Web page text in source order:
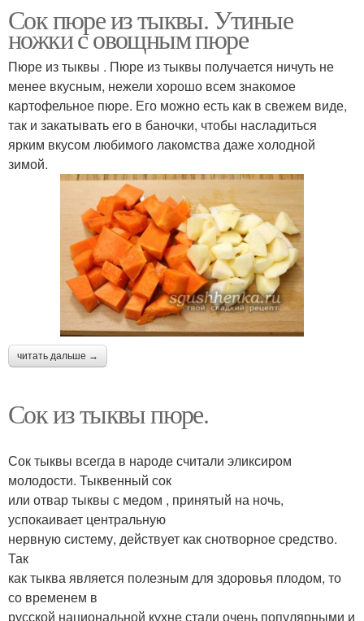
Сок пюре из тыквы. Утиные
ножки с овощным пюре
Пюре из тыквы . Пюре из тыквы получается ничуть не
менее вкусным, нежели хорошо всем знакомое
картофельное пюре. Его можно есть как в свежем виде,
так и закатывать его в баночки, чтобы насладиться
ярким вкусом любимого лакомства даже холодной
зимой.
читать дальше →
Сок из тыквы пюре.
Сок тыквы всегда в народе считали эликсиром
молодости. Тыквенный сок
или отвар тыквы с медом , принятый на ночь,
успокаивает центральную
нервную систему, действует как снотворное средство.
Так
как тыква является полезным для здоровья плодом, то
со временем в
русской национальной кухне стали очень популярными и